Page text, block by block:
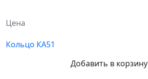
Цена
Кольцо КА51
Добавить в корзину